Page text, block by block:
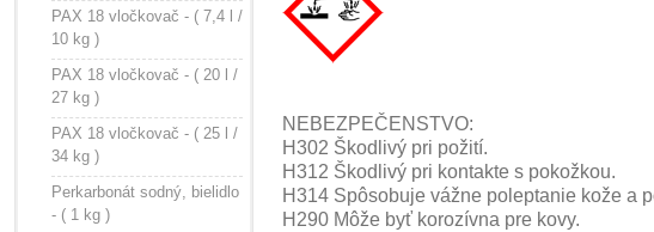
PAX 18 vločkovač - ( 7,4 l /
10 kg )
PAX 18 vločkovač - ( 20 l /
27 kg )
PAX 18 vločkovač - ( 25 l /
34 kg )
Perkarbonát sodný, bielidlo
- ( 1 kg )
NEBEZPEČENSTVO:
H302 Škodlivý pri požití.
H312 Škodlivý pri kontakte s pokožkou.
H314 Spôsobuje vážne poleptanie kože a
H290 Môže byť korozívna pre kovy.